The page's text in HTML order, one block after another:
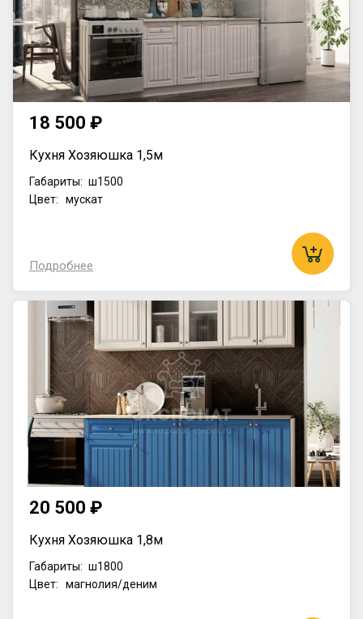
18 500 ₽
Кухня Хозяюшка 1,5м
Габариты: ш1500
Цвет: мускат
Подробнее
20 500 ₽
Кухня Хозяюшка 1,8м
Габариты: ш1800
Цвет: магнолия/деним